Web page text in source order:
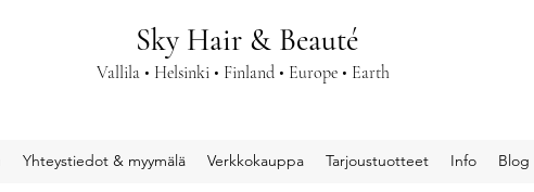
Sky Hair & Beauté
Vallila • Helsinki • Finland • Europe • Earth
Yhteystiedot & myymälä Verkkokauppa Tarjoustuotteet Info Blog